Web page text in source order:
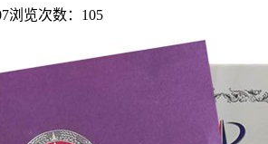
浏览次数： 105